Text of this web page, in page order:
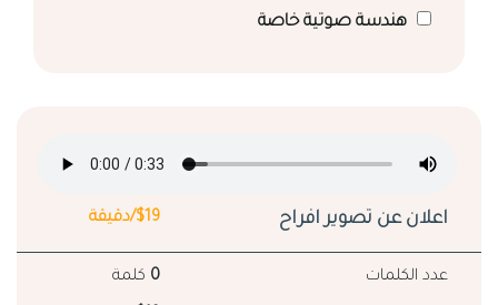
هندسة صوتية خاصة
اعلان عن تصوير افراح $19/دقيقة
عدد الكلمات 0 كلمة